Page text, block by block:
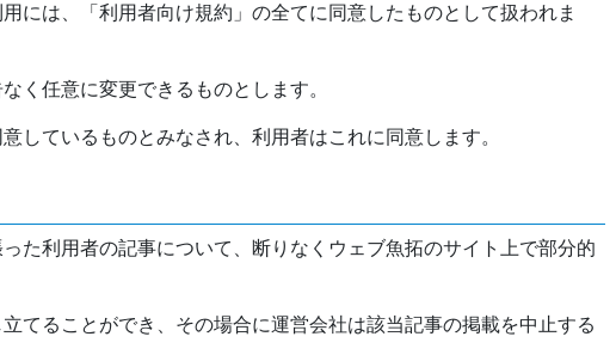
には、「利用者向け規約」の全てに同意したものとして扱われま
く任意に変更できるものとします。
しているものとみなされ、利用者はこれに同意します。
た利用者の記事について、断りなくウェブ魚拓のサイト上で部分的
てることができ、その場合に運営会社は該当記事の掲載を中止する